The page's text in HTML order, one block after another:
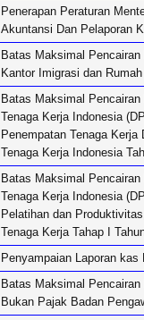
Penerapan Peraturan
Akuntansi Dan Pelaporan
Batas Maksimal
Kantor Imigrasi dan
Batas Maksimal
Tenaga Kerja Indonesia
Penempatan Tenaga
Tenaga Kerja Indonesia
Batas Maksimal
Tenaga Kerja Indonesia
Pelatihan dan
Tenaga Kerja Tahap I
Penyampaian Laporan
Batas Maksimal
Bukan Pajak Badan